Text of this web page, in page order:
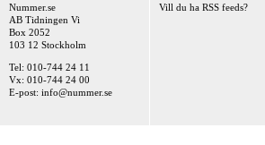
Nummer.se
AB Tidningen Vi
Box 2052
103 12 Stockholm
Tel: 010-744 24 11
Vx: 010-744 24 00
E-post: info@nummer.se
Vill du ha RSS feeds?